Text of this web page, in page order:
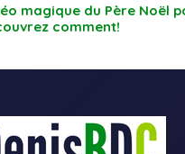
magique du Père Noël
comment!